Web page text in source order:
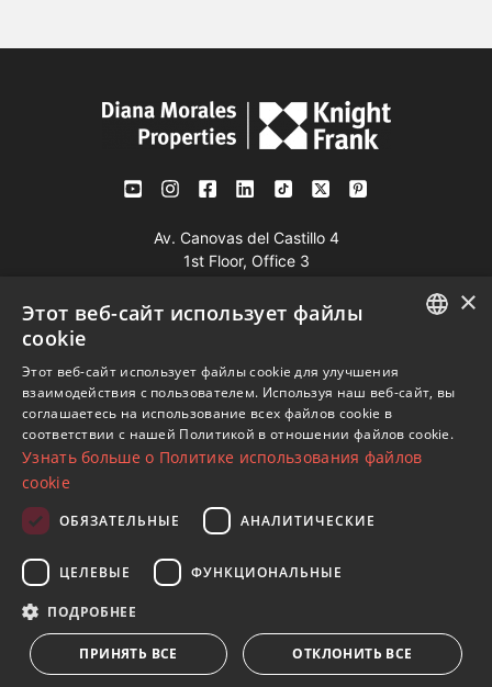
Av. Canovas del Castillo 4
1st Floor, Office 3
Посмотреть на карте
Телефон:+34 952 765 138
Моб:+34 601 636 766
Whatsapp:+34 952 765 138
www.dmproperties.com
© Copyright 1989 - 2026 Diana Morales Properties Knight
Frank ·
Сайт применяет Правила и условия
SPANISH
FRENCH
×
Этот веб-сайт использует файлы
cookie
Этот веб-сайт использует файлы cookie для улучшения
взаимодействия с пользователем. Используя наш веб-сайт, вы
соглашаетесь на использование всех файлов cookie в
соответствии с нашей Политикой в ​​отношении файлов cookie.
Узнать больше о Политике использования файлов
cookie
ОБЯЗАТЕЛЬНЫЕ АНАЛИТИЧЕСКИЕ
ЦЕЛЕВЫЕ ФУНКЦИОНАЛЬНЫЕ
ПОДРОБНЕЕ
ПРИНЯТЬ ВСЕ ОТКЛОНИТЬ ВСЕ